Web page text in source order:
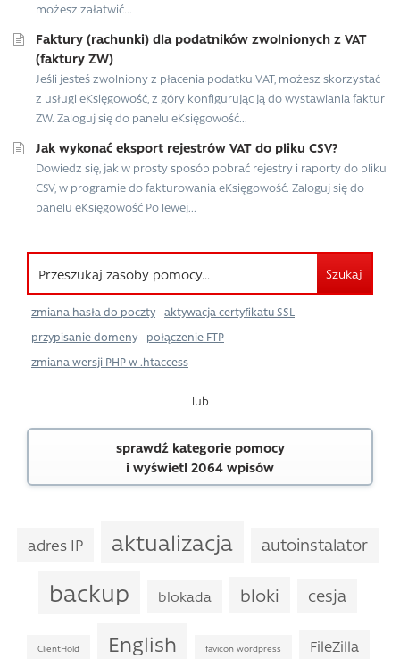
możesz załatwić...
Faktury (rachunki) dla podatników zwolnionych z VAT
(faktury ZW)
Jeśli jesteś zwolniony z płacenia podatku VAT, możesz skorzystać
z usługi eKsięgowość, z góry konfigurując ją do wystawiania faktur
ZW. Zaloguj się do panelu eKsięgowość...
Jak wykonać eksport rejestrów VAT do pliku CSV?
Dowiedz się, jak w prosty sposób pobrać rejestry i raporty do pliku
CSV, w programie do fakturowania eKsięgowość. Zaloguj się do
panelu eKsięgowość Po lewej...
Szukaj
zmiana hasła do poczty
aktywacja certyfikatu SSL
przypisanie domeny
połączenie FTP
zmiana wersji PHP w .htaccess
lub
sprawdź kategorie pomocy
i wyświetl 2064 wpisów
adres IP aktualizacja autoinstalator
backup blokada bloki cesja
ClientHold English favicon wordpress FileZilla